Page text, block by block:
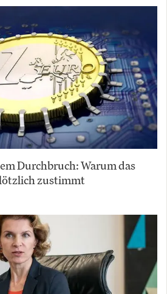
Durchbruch: Warum das
zustimmt